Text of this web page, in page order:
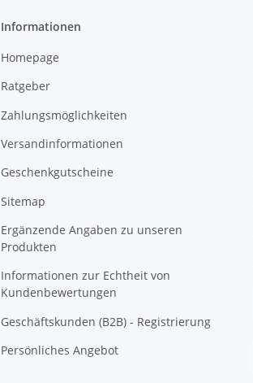
Informationen
Homepage
Ratgeber
Zahlungsmöglichkeiten
Versandinformationen
Geschenkgutscheine
Sitemap
Ergänzende Angaben zu unseren
Produkten
Informationen zur Echtheit von
Kundenbewertungen
Geschäftskunden (B2B) - Registrierung
Persönliches Angebot